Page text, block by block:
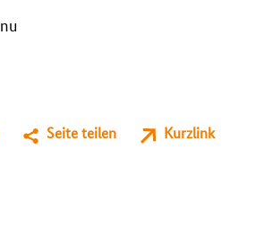
Seite teilen Kurzlink